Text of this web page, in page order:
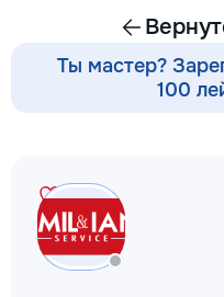
Ты мастер?
100